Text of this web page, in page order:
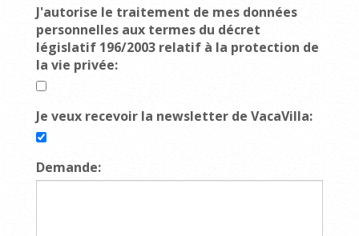
J'autorise le traitement de mes données
personnelles aux termes du décret
législatif 196/2003 relatif à la protection de
la vie privée:
Je veux recevoir la newsletter de VacaVilla:
Demande: